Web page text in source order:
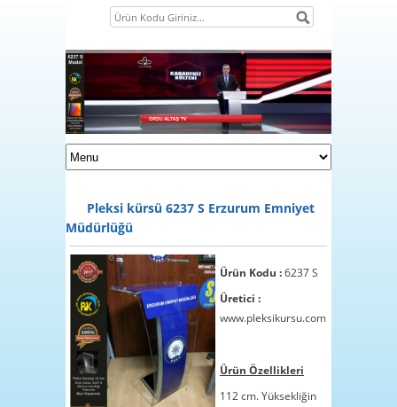
Pleksi kürsü 6237 S Erzurum Emniyet
Müdürlüğü
Ürün Kodu :6237 S
Üretici :
www.pleksikursu.com
Ürün Özellikleri
112 cm. Yüksekliğin